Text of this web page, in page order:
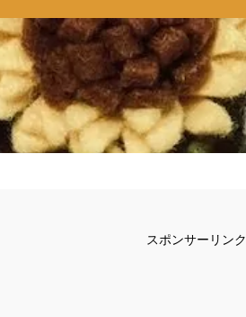
スポンサーリンク